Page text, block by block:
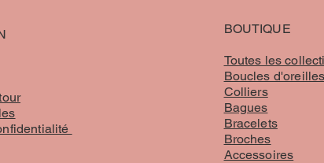
BOUTIQUE
Toutes les
Boucles d'oreilles
Colliers
Bagues
Bracelets
Broches
Accessoires